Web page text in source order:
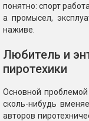
понятно: спорт
а промысел,
наживе.
Любитель и
пиротехики
Основной проблемой
сколь-нибудь
авторов